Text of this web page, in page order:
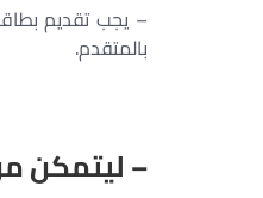
– يجب تقديم
بالمتقدم.
– ليتمكن